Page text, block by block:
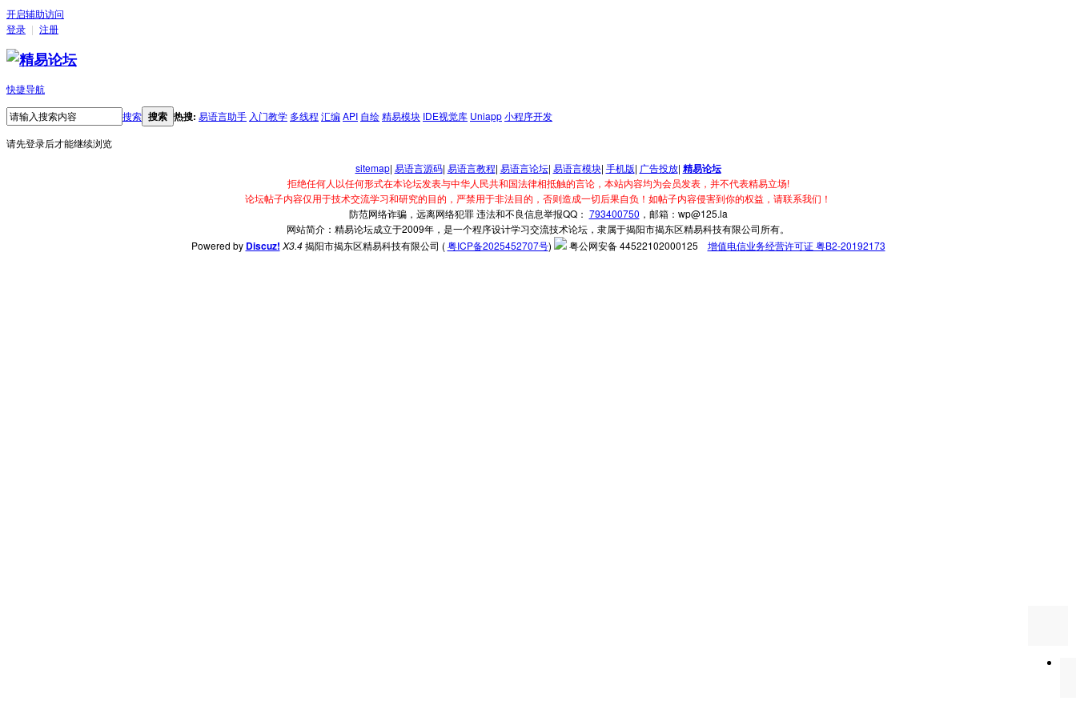
开启辅助访问
登录 | 注册
快捷导航
搜索 搜索 热搜: 易语言助手 入门教学 多线程 汇编API 自绘精易模块 IDE视觉库 Uniapp小程序开发
请先登录后才能继续浏览
sitemap| 易语言源码| 易语言教程| 易语言论坛| 易语言模块| 手机版| 广告投放| 精易论坛
拒绝任何人以任何形式在本论坛发表与中华人民共和国法律相抵触的言论，本站内容均为会员发表，并不代表精易立场!
论坛帖子内容仅用于技术交流学习和研究的目的，严禁用于非法目的，否则造成一切后果自负！如帖子内容侵害到你的权益，请联系我们！
防范网络诈骗，远离网络犯罪 违法和不良信息举报QQ： 793400750 ，邮箱：wp@125.la
网站简介：精易论坛成立于2009年，是一个程序设计学习交流技术论坛，隶属于揭阳市揭东区精易科技有限公司所有。
Powered by Discuz! X3.4揭阳市揭东区精易科技有限公司 (粤ICP备2025452707号) 粤公网安备 44522102000125 增值电信业务经营许可证 粤B2-20192173